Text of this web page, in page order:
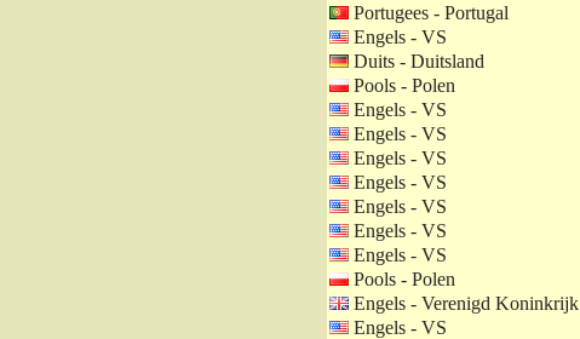
Portugees - Portugal
Engels - VS
Duits - Duitsland
Pools - Polen
Engels - VS
Engels - VS
Engels - VS
Engels - VS
Engels - VS
Engels - VS
Engels - VS
Pools - Polen
Engels - Verenigd Koninkrijk
Engels - VS